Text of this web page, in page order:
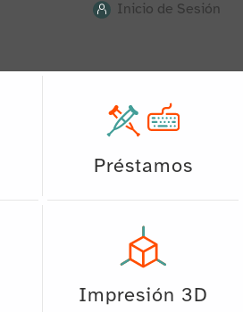
Inicio de Sesión
Préstamos
Impresión 3D